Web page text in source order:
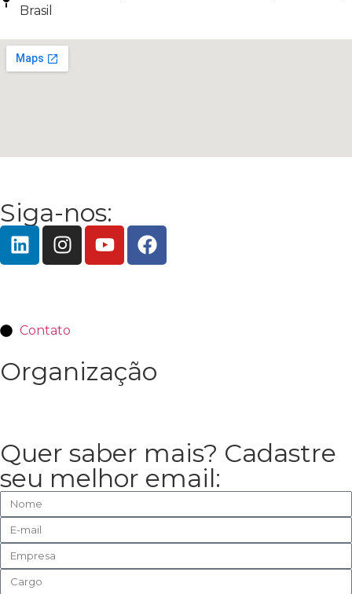
Brasil
Siga-nos:
Contato
Organização
Quer saber mais? Cadastre
seu melhor email: